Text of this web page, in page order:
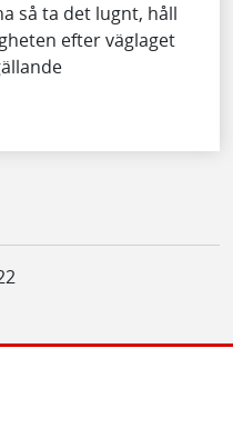
så ta det lugnt, håll
efter väglaget